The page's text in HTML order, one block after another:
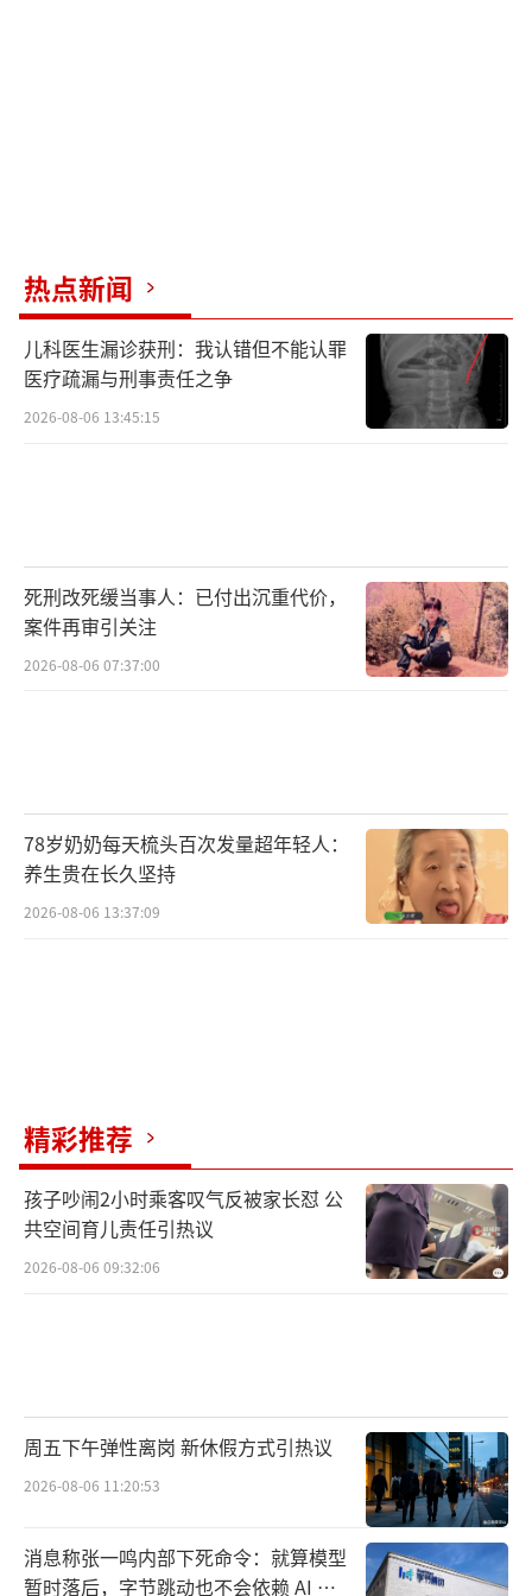
热点新闻
儿科医生漏诊获刑：我认错但不能认罪
医疗疏漏与刑事责任之争
2026-08-06 13:45:15
死刑改死缓当事人：已付出沉重代价，
案件再审引关注
2026-08-06 07:37:00
78岁奶奶每天梳头百次发量超年轻人：
养生贵在长久坚持
2026-08-06 13:37:09
精彩推荐
孩子吵闹2小时乘客叹气反被家长怼 公
共空间育儿责任引热议
2026-08-06 09:32:06
周五下午弹性离岗 新休假方式引热议
2026-08-06 11:20:53
消息称张一鸣内部下死命令：就算模型
暂时落后，字节跳动也不会依赖 AI 蒸